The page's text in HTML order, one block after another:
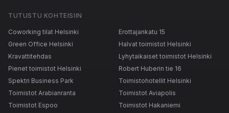
TUTUSTU KOHTEISIIN
Coworking tilat Helsinki
Erottajankatu 15
Green Office Helsinki
Halvat toimistot Helsinki
Kravattitehdas
Lyhytaikaiset toimistot Helsinki
Pienet toimistot Helsinki
Robert Huberin tie 16
Spektri Business Park
Toimistohotellit Helsinki
Toimistot Arabianranta
Toimistot Aviapolis
Toimistot Espoo
Toimistot Hakaniemi